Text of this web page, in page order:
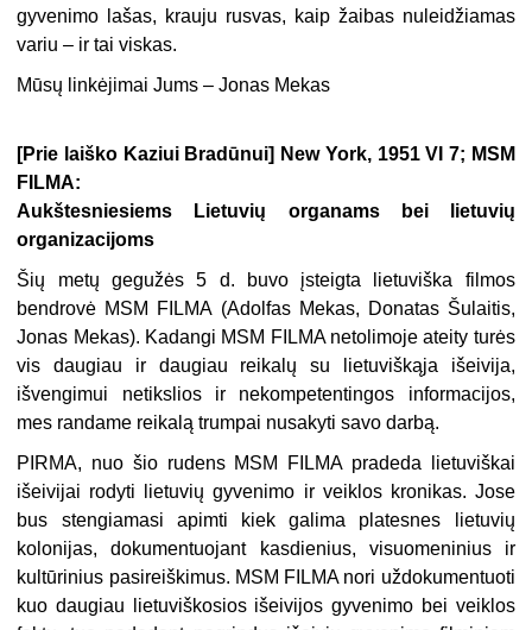
gyvenimo lašas, krauju rusvas, kaip žaibas nuleidžiamas
variu – ir tai viskas.
Mūsų linkėjimai Jums – Jonas Mekas
[Prie laiško Kaziui Bradūnui] New York, 1951 VI 7; MSM
FILMA:
Aukštesniesiems Lietuvių organams bei lietuvių
organizacijoms
Šių metų gegužės 5 d. buvo įsteigta lietuviška filmos
bendrovė MSM FILMA (Adolfas Mekas, Donatas Šulaitis,
Jonas Mekas). Kadangi MSM FILMA netolimoje ateity turės
vis daugiau ir daugiau reikalų su lietuviškąja išeivija,
išvengimui netikslios ir nekompetentingos informacijos,
mes randame reikalą trumpai nusakyti savo darbą.
PIRMA, nuo šio rudens MSM FILMA pradeda lietuviškai
išeivijai rodyti lietuvių gyvenimo ir veiklos kronikas. Jose
bus stengiamasi apimti kiek galima platesnes lietuvių
kolonijas, dokumentuojant kasdienius, visuomeninius ir
kultūrinius pasireiškimus. MSM FILMA nori uždokumentuoti
kuo daugiau lietuviškosios išeivijos gyvenimo bei veiklos